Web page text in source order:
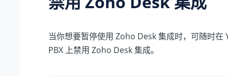
当你想要暂停使用 Zoho Desk 集成时，可随时在
PBX 上禁用 Zoho Desk 集成。